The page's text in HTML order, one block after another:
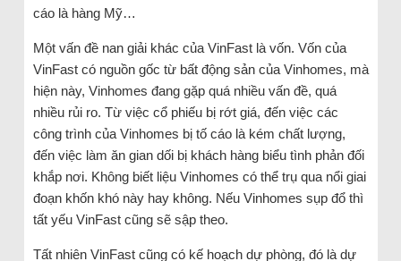
cáo là hàng Mỹ…
Một vấn đề nan giải khác của VinFast là vốn. Vốn của
VinFast có nguồn gốc từ bất động sản của Vinhomes, mà
hiện này, Vinhomes đang gặp quá nhiều vấn đề, quá
nhiều rủi ro. Từ việc cổ phiếu bị rớt giá, đến việc các
công trình của Vinhomes bị tố cáo là kém chất lượng,
đến việc làm ăn gian dối bị khách hàng biểu tình phản đối
khắp nơi. Không biết liệu Vinhomes có thể trụ qua nổi giai
đoạn khốn khó này hay không. Nếu Vinhomes sụp đổ thì
tất yếu VinFast cũng sẽ sập theo.
Tất nhiên VinFast cũng có kế hoạch dự phòng, đó là dự